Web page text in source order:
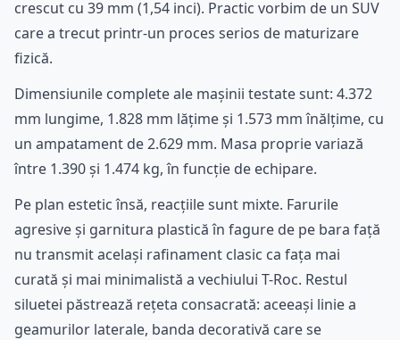
crescut cu 39 mm (1,54 inci). Practic vorbim de un SUV
care a trecut printr-un proces serios de maturizare
fizică.
Dimensiunile complete ale mașinii testate sunt: 4.372
mm lungime, 1.828 mm lățime și 1.573 mm înălțime, cu
un ampatament de 2.629 mm. Masa proprie variază
între 1.390 și 1.474 kg, în funcție de echipare.
Pe plan estetic însă, reacțiile sunt mixte. Farurile
agresive și garnitura plastică în fagure de pe bara față
nu transmit același rafinament clasic ca fața mai
curată și mai minimalistă a vechiului T-Roc. Restul
siluetei păstrează rețeta consacrată: aceeași linie a
geamurilor laterale, banda decorativă care se